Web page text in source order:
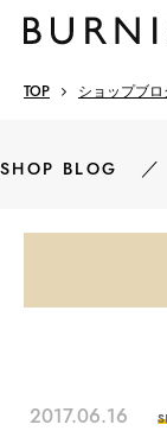
TOP ショップブ
SHOP BLOG ／
2017.06.16